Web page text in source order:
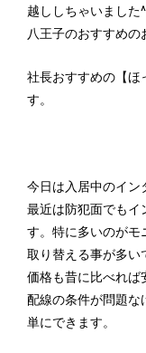
越ししちゃいました
八王子のおすすめ
社長おすすめの【ほ
す。
今日は入居中のイン
最近は防犯面でもイ
す。特に多いのがモ
取り替える事が多い
価格も昔に比べれば
配線の条件が問題な
単にできます。